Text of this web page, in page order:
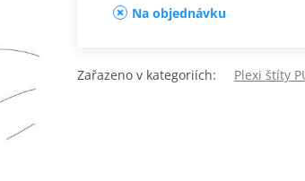
Na objednávku
Zařazeno v kategoriích: Plexi štíty